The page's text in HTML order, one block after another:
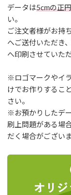
データは5cmの正
い。
ご注文者様がお持
へご送付いただき
へ印刷させていた
※ロゴマークやイ
けでお作りするこ
さい。
※お預かりしたデ
刷上問題がある場
だく場合がござい